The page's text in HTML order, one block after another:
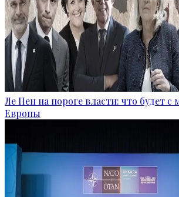
Ле Пен на пороге власти: что будет с
Европы